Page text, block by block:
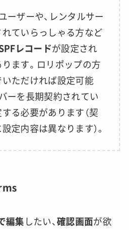
ーザーや、レンタルサー
ていらっしゃる方など
レコードが設定され
ます。ロリポップの方
ただければ設定可能
ーを長期契約されてい
る必要があります（契
定内容は異なります）。
編集 したい、確認画面が欲